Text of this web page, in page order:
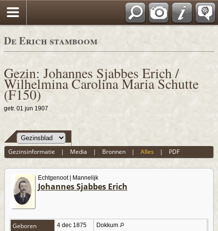
De Erich stamboom
Gezin: Johannes Sjabbes Erich /
Wilhelmina Carolina Maria Schutte
(F150)
getr. 01 jun 1907
Gezinsinformatie | Media | Bronnen |Alles | PDF
Echtgenoot | Mannelijk
Johannes Sjabbes Erich
Geboren 4 dec 1875 Dokkum